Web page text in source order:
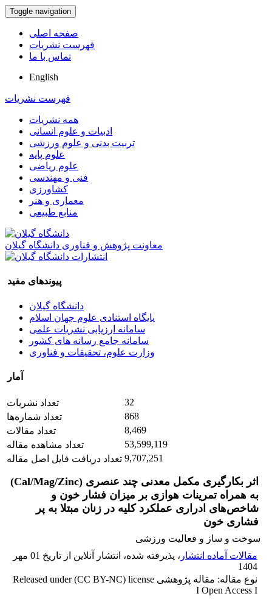
Toggle navigation
صفحه اصلی
فهرست نشریات
تماس با ما
English
فهرست نشریات
همه نشریات
ادبیات و علوم انسانی
تربیت بدنی و علوم ورزشی
علوم پایه
علوم ریاضی
فنی و مهندسی
کشاورزی
معماری و هنر
منابع طبیعی
معاونت پژوهش و فناوری دانشگاه گیلان
پیوندهای مفید
دانشگاه گیلان
پایگاه استنادی علوم جهان اسلام
سامانه ارزیابی نشریات علمی
سامانه جامع رسانه های کشور
وزارت علوم، تحقیقات و فناوری
آمار
تعداد نشریات
32
تعداد شماره‌ها
868
تعداد مقالات
8,469
تعداد مشاهده مقاله
53,599,119
تعداد دریافت فایل اصل مقاله 9,707,251
اثر بکارگیری مکمل معدنی چند عنصری (Cal/Mag/Zinc)
به همراه تمرینات هوازی بر میزان فشار خون و
شاخص‌های ادراری عملکرد کلیه در زنان مبتلا به پر
فشاری خون
سوخت و ساز و فعالیت ورزشی
مقالات آماده انتشار
، پذیرفته شده، انتشار آنلاین از تاریخ 01 مهر
1404
نوع مقاله: مقاله پژوهشی Released under (CC BY-NC) license
I Open Access I